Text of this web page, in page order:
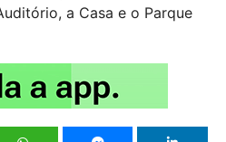
a Casa e o Parque